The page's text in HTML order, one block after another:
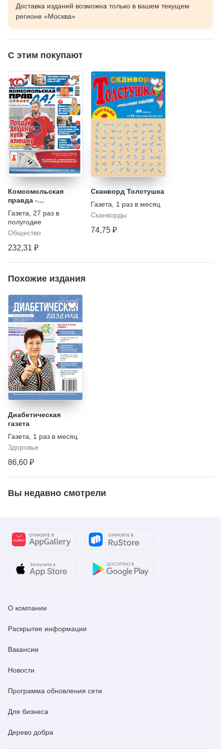
Доставка изданий возможна только в вашем текущем
регионе «Москва»
С этим покупают
Комсомольская
правда -
Еженедельник с
"Телепрограммой"
Газета
27 раз в
полугодие
Общество
232,31 ₽
Сканворд Толстушка
Газета
1 раз в месяц
Сканворды
74,75 ₽
Похожие издания
Диабетическая
газета
Газета
1 раз в месяц
Здоровье
86,60 ₽
Вы недавно смотрели
О компании
Раскрытие информации
Вакансии
Новости
Программа обновления сети
Для бизнеса
Дерево добра